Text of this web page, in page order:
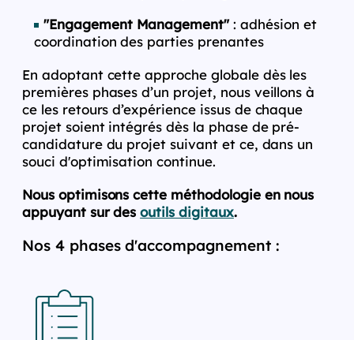
"Engagement Management": adhésion et
coordination des parties prenantes
En adoptant cette approche globale dès les
premières phases d’un projet, nous veillons à
ce les retours d’expérience issus de chaque
projet soient intégrés dès la phase de pré-
candidature du projet suivant et ce, dans un
souci d'optimisation continue.
Nous optimisons cette méthodologie en nous
appuyant sur desoutils digitaux.
Nos 4 phases d'accompagnement :